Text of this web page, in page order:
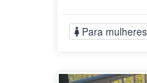
Para mulheres